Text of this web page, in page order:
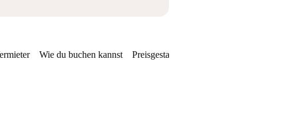
Wie du buchen kannst Preisgestaltung